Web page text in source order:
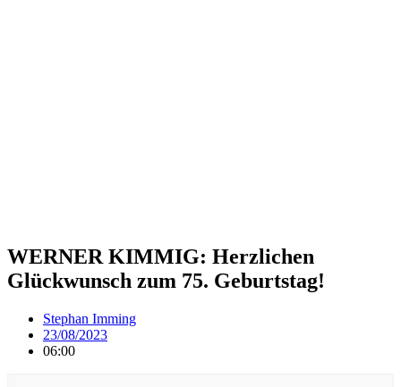
WERNER KIMMIG: Herzlichen
Glückwunsch zum 75. Geburtstag!
Stephan Imming
23/08/2023
06:00